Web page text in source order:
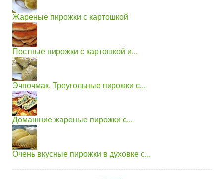
Жареные пирожки с картошкой
Постные пирожки с картошкой и...
Эчпочмак. Треугольные пирожки с...
Домашние жареные пирожки с...
Очень вкусные пирожки в духовке с...